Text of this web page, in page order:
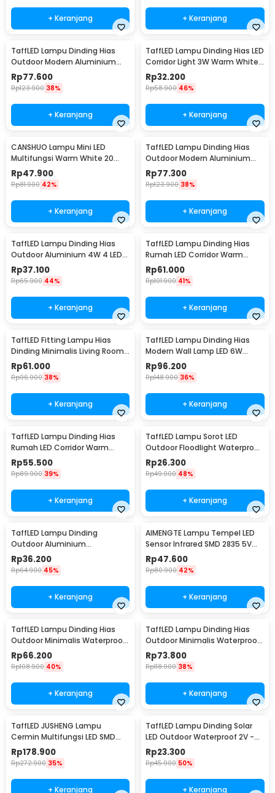
+ Keranjang + Keranjang
TaffLED Lampu Dinding Hias
Outdoor Modern Aluminium
6W Warm White - MSL021
Rp77.600
Rp123.900 38%
+ Keranjang
TaffLED Lampu Dinding Hias LED
Corridor Light 3W Warm White
3000K - F0011
Rp32.200
Rp58.900 46%
+ Keranjang
CANSHUO Lampu Mini LED
Multifungsi Warm White 20
Lumens 1W 3 PCS - YJ-904
Rp47.900
Rp81.900 42%
+ Keranjang
TaffLED Lampu Dinding Hias
Outdoor Modern Aluminium
6W Warm White - MSL022
Rp77.300
Rp123.900 38%
+ Keranjang
TaffLED Lampu Dinding Hias
Outdoor Aluminium 4W 4 LED
Warm White - B053
Rp37.100
Rp65.900 44%
+ Keranjang
TaffLED Lampu Dinding Hias
Rumah LED Corridor Warm
White 3000K 6W 29cm - F0011
Rp61.000
Rp101.900 41%
+ Keranjang
TaffLED Fitting Lampu Hias
Dinding Minimalis Living Room
Light E27 - F215
Rp61.000
Rp96.900 38%
+ Keranjang
TaffLED Lampu Dinding Hias
Modern Wall Lamp LED 6W
Warm White 85-265V -
WLA8286
Rp96.200
Rp148.900 36%
+ Keranjang
TaffLED Lampu Dinding Hias
Rumah LED Corridor Warm
White 3000K 6W 22cm - F0011
Rp55.500
Rp89.900 39%
+ Keranjang
TaffLED Lampu Sorot LED
Outdoor Floodlight Waterproof
Cool White 50W - A8
Rp26.300
Rp49.900 48%
+ Keranjang
TaffLED Lampu Dinding
Outdoor Aluminium
Waterproof LED 3W Warm
White - WD079
Rp36.200
Rp64.900 45%
+ Keranjang
AIMENGTE Lampu Tempel LED
Sensor Infrared SMD 2835 5V
50cm - D2835
Rp47.600
Rp80.900 42%
+ Keranjang
TaffLED Lampu Dinding Hias
Outdoor Minimalis Waterproof
Warm White 6W - NR-10
Rp66.200
Rp108.900 40%
+ Keranjang
TaffLED Lampu Dinding Hias
Outdoor Minimalis Waterproof
Warm White 12W - NR-10
Rp73.800
Rp118.900 38%
+ Keranjang
TaffLED JUSHENG Lampu
Cermin Multifungsi LED SMD
2835 Cool White 14W 62cm -
5960
Rp178.900
Rp272.900 35%
+ Keranjang
TaffLED Lampu Dinding Solar
LED Outdoor Waterproof 2V -
OO10
Rp23.300
Rp45.900 50%
+ Keranjang